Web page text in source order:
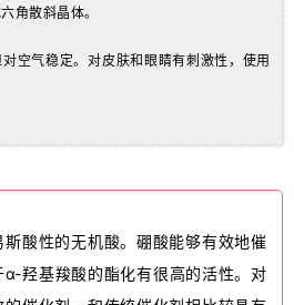
角散斜晶体。
对空气稳定。对皮肤和眼睛有刺激性，使用
酸性的无机酸。硼酸能够有效地催
α-羟基羧酸的酯化有很高的活性。对